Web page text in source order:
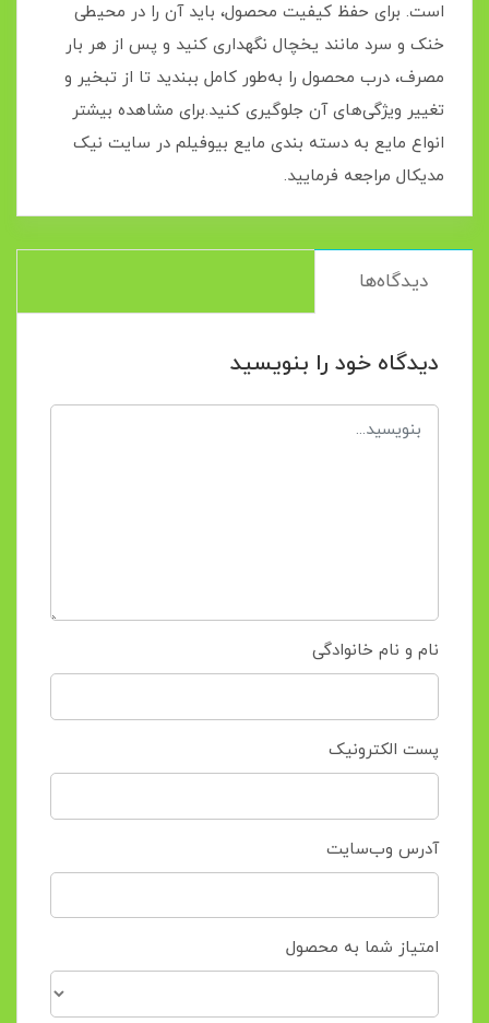
است. برای حفظ کیفیت محصول، باید آن را در محیطی
خنک و سرد مانند یخچال نگهداری کنید و پس از هر بار
مصرف، درب محصول را به‌طور کامل ببندید تا از تبخیر و
تغییر ویژگی‌های آن جلوگیری کنید.برای مشاهده بیشتر
انواع مایع به دسته بندی مایع بیوفیلم در سایت نیک
مدیکال مراجعه فرمایید.
دیدگاه‌ها
دیدگاه خود را بنویسید
نام و نام خانوادگی
پست الکترونیک
آدرس وب‌سایت
امتیاز شما به محصول